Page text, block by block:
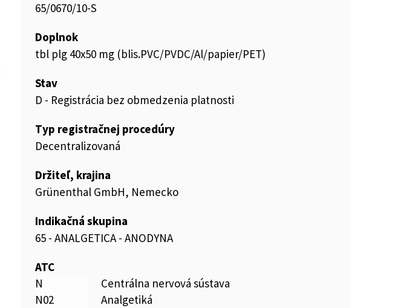
65/0670/10-S
Doplnok
tbl plg 40x50 mg (blis.PVC/PVDC/Al/papier/PET)
Stav
D - Registrácia bez obmedzenia platnosti
Typ registračnej procedúry
Decentralizovaná
Držiteľ, krajina
Grünenthal GmbH, Nemecko
Indikačná skupina
65 - ANALGETICA - ANODYNA
ATC
N
Centrálna nervová sústava
N02
Analgetiká